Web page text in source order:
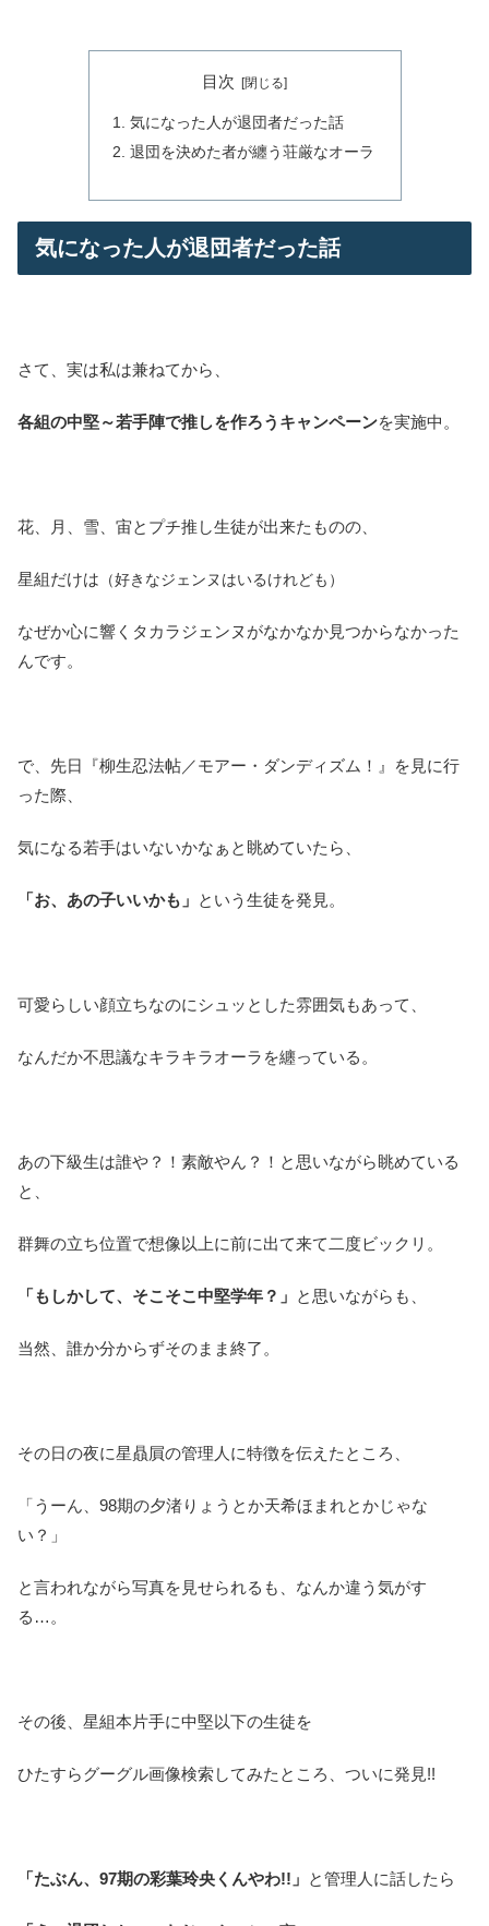
目次
気になった人が退団者だった話
退団を決めた者が纏う荘厳なオーラ
気になった人が退団者だった話
さて、実は私は兼ねてから、
各組の中堅～若手陣で推しを作ろうキャンペーンを実施中。
花、月、雪、宙とプチ推し生徒が出来たものの、
星組だけは （好きなジェンヌはいるけれども）
なぜか心に響くタカラジェンヌがなかなか見つからなかった
んです。
で、先日『柳生忍法帖／モアー・ダンディズム！』を見に行
った際、
気になる若手はいないかなぁと眺めていたら、
「お、あの子いいかも」 という生徒を発見。
可愛らしい顔立ちなのにシュッとした雰囲気もあって、
なんだか不思議なキラキラオーラを纏っている。
あの下級生は誰や？！素敵やん？！と思いながら眺めている
と、
群舞の立ち位置で想像以上に前に出て来て二度ビックリ。
「もしかして、そこそこ中堅学年？」 と思いながらも、
当然、誰か分からずそのまま終了。
その日の夜に星贔屓の管理人に特徴を伝えたところ、
「うーん、98期の夕渚りょうとか天希ほまれとかじゃな
い？」
と言われながら写真を見せられるも、なんか違う気がす
る…。
その後、星組本片手に中堅以下の生徒を
ひたすらグーグル画像検索してみたところ、ついに発見!!
「たぶん、97期の彩葉玲央くんやわ!!」 と管理人に話したら